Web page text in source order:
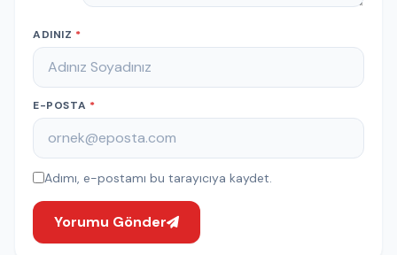
ADINIZ *
E-POSTA *
Adımı, e-postamı bu tarayıcıya kaydet.
Yorumu Gönder